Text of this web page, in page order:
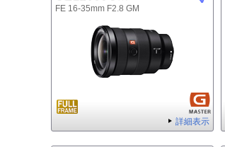
FE 16-35mm F2.8 GM
詳細表示